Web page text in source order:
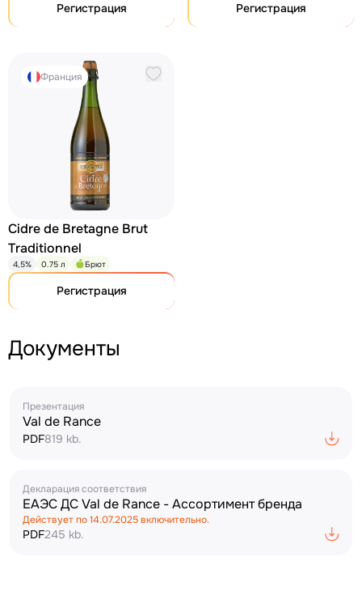
Регистрация Регистрация
Франция
Cidre de Bretagne Brut
Traditionnel
4,5% 0.75 л Брют
Регистрация
Документы
Презентация
Val de Rance
PDF819 kb.
Декларация соответствия
ЕАЭС ДС Val de Rance - Ассортимент бренда
Действует по14.07.2025включительно.
PDF245 kb.